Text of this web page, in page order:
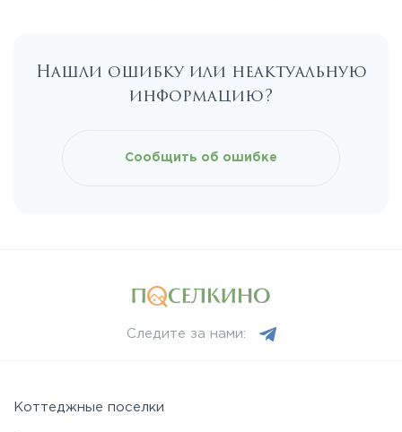
Новорижское
Симферопольское
Нашли ошибку или неактуальную
информацию?
Сообщить об ошибке
Следите за нами:
Коттеджные поселки